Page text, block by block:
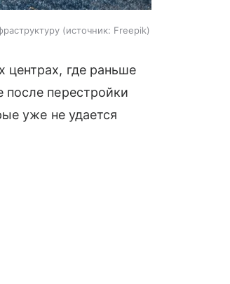
источник: Freepik
где раньше
перестройки
уже не удается